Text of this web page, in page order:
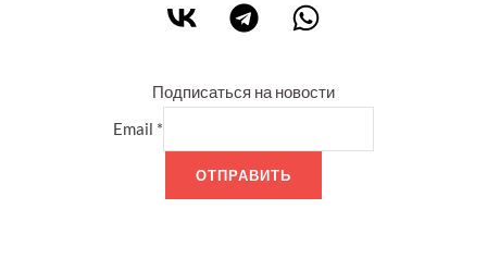
Подписаться на новости
Email *
ОТПРАВИТЬ